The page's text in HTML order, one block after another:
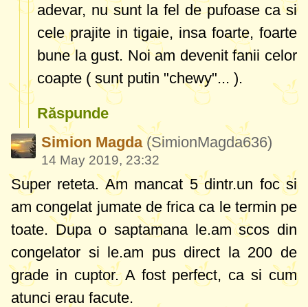
adevar, nu sunt la fel de pufoase ca si
cele prajite in tigaie, insa foarte, foarte
bune la gust. Noi am devenit fanii celor
coapte ( sunt putin "chewy"... ).
Răspunde
Simion Magda (SimionMagda636)
14 May 2019, 23:32
Super reteta. Am mancat 5 dintr.un foc si
am congelat jumate de frica ca le termin pe
toate. Dupa o saptamana le.am scos din
congelator si le.am pus direct la 200 de
grade in cuptor. A fost perfect, ca si cum
atunci erau facute.